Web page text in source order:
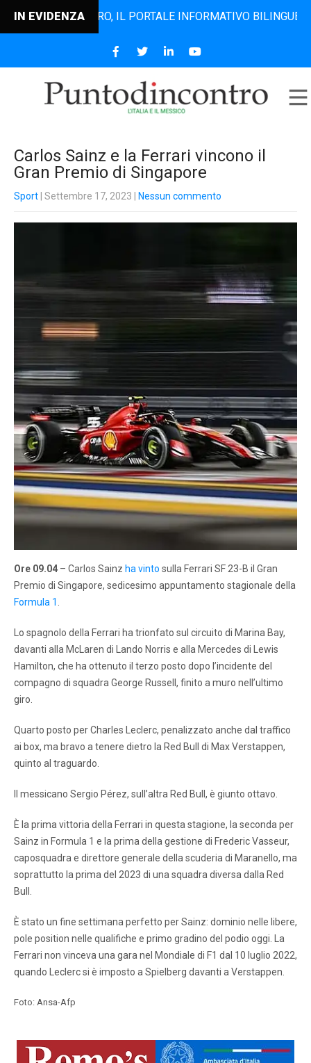
IN EVIDENZA IL PORTALE INFORMATIVO BILINGUE CHE
Carlos Sainz e la Ferrari vincono il
Gran Premio di Singapore
Sport | Settembre 17, 2023 Nessun commento
Ore 09.04 – Carlos Sainz ha vinto sulla Ferrari SF 23-B il Gran
Premio di Singapore, sedicesimo appuntamento stagionale della
Formula 1
Lo spagnolo della Ferrari ha trionfato sul circuito di Marina Bay,
davanti alla McLaren di Lando Norris e alla Mercedes di Lewis
Hamilton, che ha ottenuto il terzo posto dopo l’incidente del
compagno di squadra George Russell, finito a muro nell’ultimo
giro.
Quarto posto per Charles Leclerc, penalizzato anche dal traffico
ai box, ma bravo a tenere dietro la Red Bull di Max Verstappen,
quinto al traguardo.
Il messicano Sergio Pérez, sull’altra Red Bull, è giunto ottavo.
È la prima vittoria della Ferrari in questa stagione, la seconda per
Sainz in Formula 1 e la prima della gestione di Frederic Vasseur,
caposquadra e direttore generale della scuderia di Maranello, ma
soprattutto la prima del 2023 di una squadra diversa dalla Red
Bull.
È stato un fine settimana perfetto per Sainz: dominio nelle libere,
pole position nelle qualifiche e primo gradino del podio oggi. La
Ferrari non vinceva una gara nel Mondiale di F1 dal 10 luglio 2022,
quando Leclerc si è imposto a Spielberg davanti a Verstappen.
Foto: Ansa-Afp